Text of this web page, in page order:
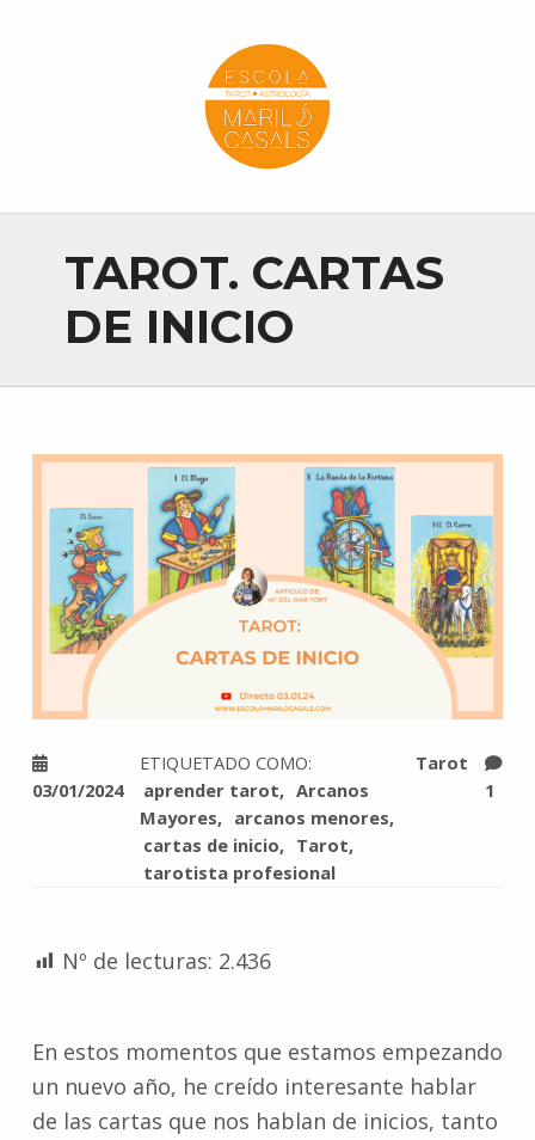
TAROT. CARTAS
DE INICIO
03/01/2024 1
Tarot
ETIQUETADO COMO:
aprender tarot
Arcanos
Mayores
arcanos menores
cartas de inicio
Tarot
tarotista profesional
Nº de lecturas: 2.436
En estos momentos que estamos empezando
un nuevo año, he creído interesante hablar
de las cartas que nos hablan de inicios, tanto